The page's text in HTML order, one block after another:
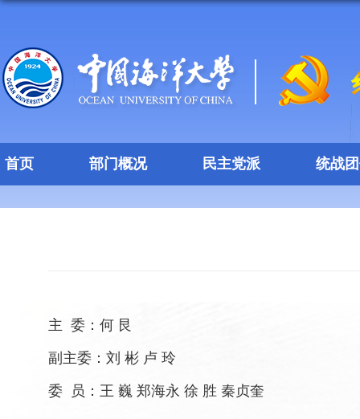
首页 部门概况 民主党派 统战
主 委：何 艮
副主委：刘 彬 卢 玲
委 员：王 巍 郑海永 徐 胜 秦贞奎